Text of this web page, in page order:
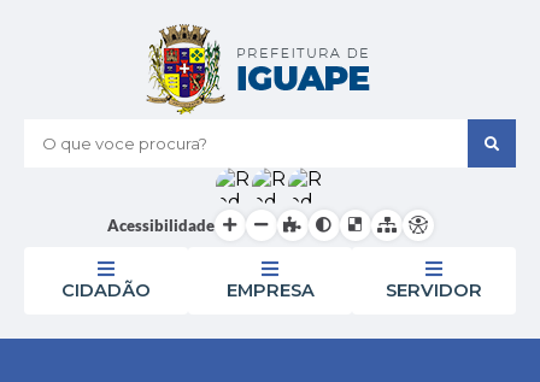
O que voce procura?
Acessibilidade
CIDADÃO EMPRESA SERVIDOR